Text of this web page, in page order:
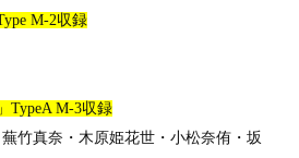
M-2収録
TypeA M-3収録
竹真奈・木原姫花世・小松奈侑・坂